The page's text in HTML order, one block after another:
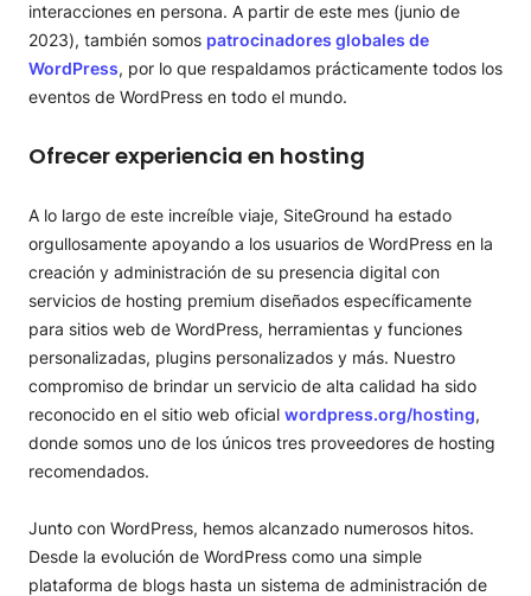
interacciones en persona. A partir de este mes (junio de
2023), también somos patrocinadores globales de
WordPress, por lo que respaldamos prácticamente todos los
eventos de WordPress en todo el mundo.
Ofrecer experiencia en hosting
A lo largo de este increíble viaje, SiteGround ha estado
orgullosamente apoyando a los usuarios de WordPress en la
creación y administración de su presencia digital con
servicios de hosting premium diseñados específicamente
para sitios web de WordPress, herramientas y funciones
personalizadas, plugins personalizados y más. Nuestro
compromiso de brindar un servicio de alta calidad ha sido
reconocido en el sitio web oficial wordpress.org/hosting,
donde somos uno de los únicos tres proveedores de hosting
recomendados.
Junto con WordPress, hemos alcanzado numerosos hitos.
Desde la evolución de WordPress como una simple
plataforma de blogs hasta un sistema de administración de